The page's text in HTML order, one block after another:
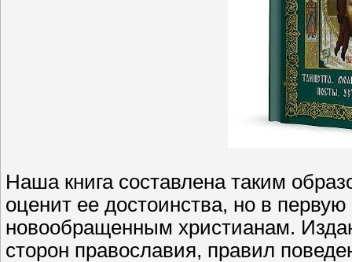
Наша книга составлена таким
оценит ее достоинства, но в
новообращенным христианам.
сторон православия, правил